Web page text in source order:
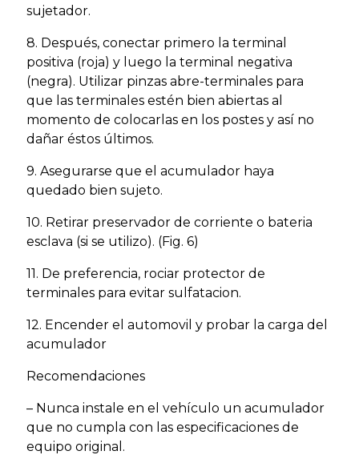
sujetador.
8. Después, conectar primero la terminal
positiva (roja) y luego la terminal negativa
(negra). Utilizar pinzas abre-terminales para
que las terminales estén bien abiertas al
momento de colocarlas en los postes y así no
dañar éstos últimos.
9. Asegurarse que el acumulador haya
quedado bien sujeto.
10. Retirar preservador de corriente o bateria
esclava (si se utilizo). (Fig. 6)
11. De preferencia, rociar protector de
terminales para evitar sulfatacion.
12. Encender el automovil y probar la carga del
acumulador
Recomendaciones
– Nunca instale en el vehículo un acumulador
que no cumpla con las especificaciones de
equipo original.